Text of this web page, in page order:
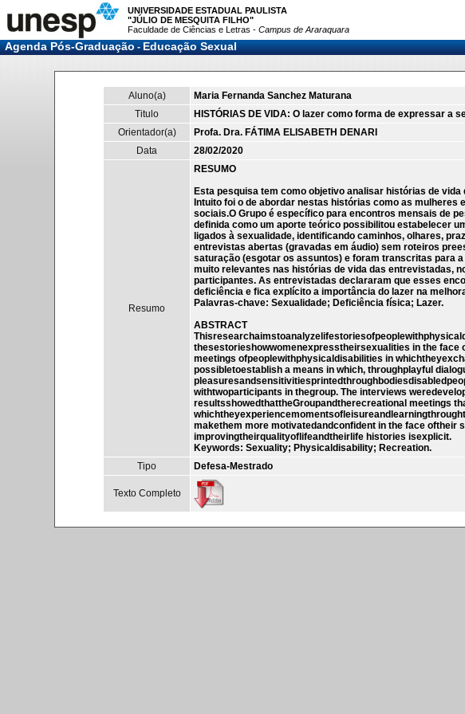
UNIVERSIDADE ESTADUAL PAULISTA
"JÚLIO DE MESQUITA FILHO"
Faculdade de Ciências e Letras - Campus de Araraquara
Agenda Pós-Graduação-Educação Sexual
Aluno(a)
Maria Fernanda Sanchez Maturana
Titulo
HISTÓRIAS DE VIDA: O lazer como forma de expressar a
Orientador(a)
Profa. Dra. FÁTIMA ELISABETH DENARI
Data
28/02/2020
Resumo
RESUMO
Esta pesquisa tem como objetivo analisar histórias de
Intuito foi o de abordar nestas histórias como as
sociais.O Grupo é específico para encontros mensais de
definida como um aporte teórico possibilitou estabelecer
ligados à sexualidade, identificando caminhos, olhares,
entrevistas abertas (gravadas em áudio) sem roteiros
saturação (esgotar os assuntos) e foram transcritas para
muito relevantes nas histórias de vida das entrevistadas,
participantes. As entrevistadas declararam que esses
deficiência e fica explícito a importância do lazer na
Palavras-chave: Sexualidade; Deficiência física; Lazer.
ABSTRACT
thesestorieshowwomenexpresstheirsexualities in the
meetings ofpeoplewithphysicaldisabilities in
possibletoestablish a means in which, throughplayful
withtwoparticipants in thegroup. The interviews
resultsshowedthattheGroupandtherecreational meetings
makethem more motivatedandconfident in the face
improvingtheirqualityoflifeandtheirlife histories isexplicit.
Keywords: Sexuality; Physicaldisability; Recreation.
Tipo
Defesa-Mestrado
Texto Completo